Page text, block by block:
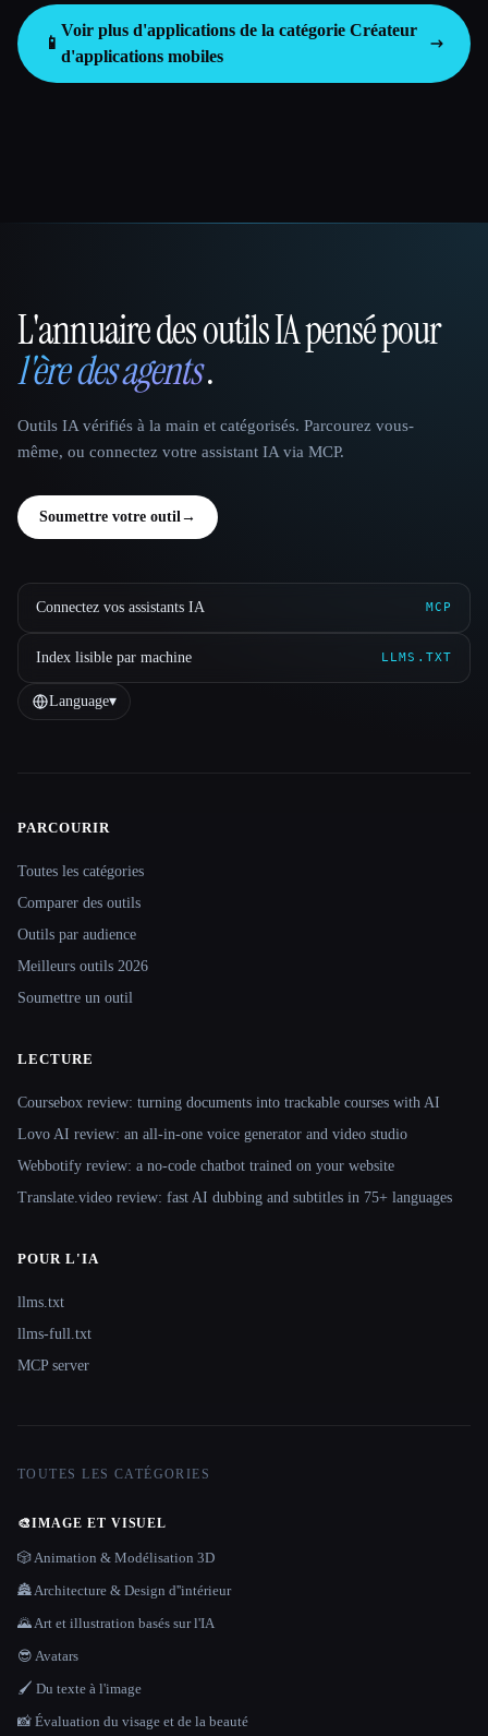
📱
Voir plus d'applications de la catégorie Créateur
d'applications mobiles
That AI Collection
L'annuaire des outils IA pensé pour
l'ère des agents.
Outils IA vérifiés à la main et catégorisés. Parcourez vous-
même, ou connectez votre assistant IA via MCP.
Soumettre votre outil→
Connectez vos assistants IA MCP
Index lisible par machine LLMS.TXT
Language▾
Site navigation
PARCOURIR
Toutes les catégories
Comparer des outils
Outils par audience
Meilleurs outils 2026
Soumettre un outil
LECTURE
Coursebox review: turning documents into trackable courses with AI
Lovo AI review: an all-in-one voice generator and video studio
Webbotify review: a no-code chatbot trained on your website
Translate.video review: fast AI dubbing and subtitles in 75+ languages
POUR L'IA
llms.txt
llms-full.txt
MCP server
TOUTES LES CATÉGORIES
🎨IMAGE ET VISUEL
🎲 Animation & Modélisation 3D
🏯 Architecture & Design d''intérieur
🌄 Art et illustration basés sur l'IA
😎 Avatars
🖌️ Du texte à l'image
📸 Évaluation du visage et de la beauté